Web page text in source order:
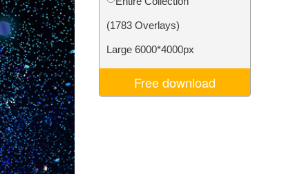
Video Editing Services
(1783 Overlays)
Large 6000*4000px
Free download